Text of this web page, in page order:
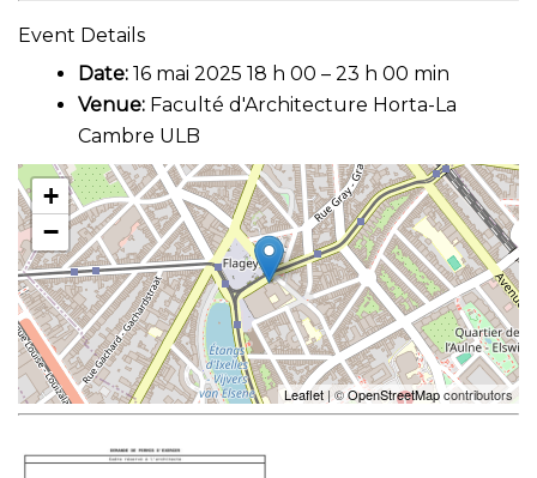
Event Details
Date: 16 mai 2025 18 h 00 – 23 h 00 min
Venue: Faculté d'Architecture Horta-La
Cambre ULB
+
−
Leaflet | ©OpenStreetMapcontributors